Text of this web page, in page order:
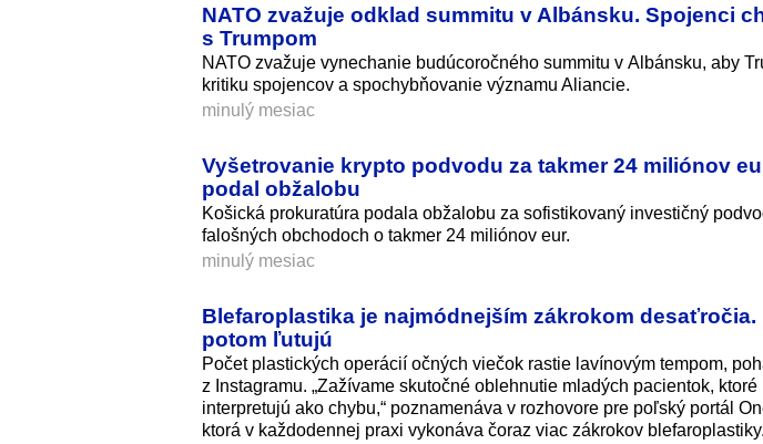
NATO zvažuje odklad summitu v Albánsku. Spojenci
s Trumpom
NATO zvažuje vynechanie budúcoročného summitu v Albánsku, aby
kritiku spojencov a spochybňovanie významu Aliancie.
minulý mesiac
Vyšetrovanie krypto podvodu za takmer 24 miliónov
podal obžalobu
Košická prokuratúra podala obžalobu za sofistikovaný investičný
falošných obchodoch o takmer 24 miliónov eur.
minulý mesiac
Blefaroplastika je najmódnejším zákrokom
potom ľutujú
Počet plastických operácií očných viečok rastie lavínovým tempom,
z Instagramu. „Zažívame skutočné oblehnutie mladých pacientok,
interpretujú ako chybu,“ poznamenáva v rozhovore pre poľský portál
ktorá v každodennej praxi vykonáva čoraz viac zákrokov blefaroplastiky.